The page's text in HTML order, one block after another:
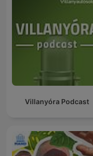
Villanyóra Podcast